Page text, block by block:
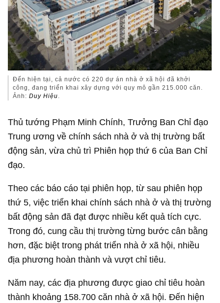
Đến hiện tại, cả nước có 220 dự án nhà ở xã hội đã khởi
công, đang triển khai xây dựng với quy mô gần 215.000 căn.
Ảnh:Duy Hiệu.
Thủ tướng Phạm Minh Chính, Trưởng Ban Chỉ đạo
Trung ương về chính sách nhà ở và thị trường bất
động sản, vừa chủ trì Phiên họp thứ 6 của Ban Chỉ
đạo.
Theo các báo cáo tại phiên họp, từ sau phiên họp
thứ 5, việc triển khai chính sách nhà ở và thị trường
bất động sản đã đạt được nhiều kết quả tích cực.
Trong đó, cung cầu thị trường từng bước cân bằng
hơn, đặc biệt trong phát triển nhà ở xã hội, nhiều
địa phương hoàn thành và vượt chỉ tiêu.
Năm nay, các địa phương được giao chỉ tiêu hoàn
thành khoảng 158.700 căn nhà ở xã hội. Đến hiện